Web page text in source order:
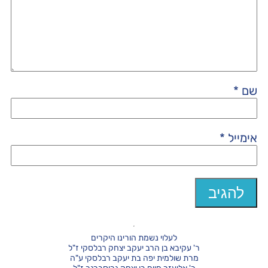
שם *
אימייל *
לעלוי נשמת הורינו היקרים
ר' עקיבא בן הרב יעקב יצחק רבלסקי ז"ל
מרת שולמית יפה בת יעקב רבלסקי ע"ה